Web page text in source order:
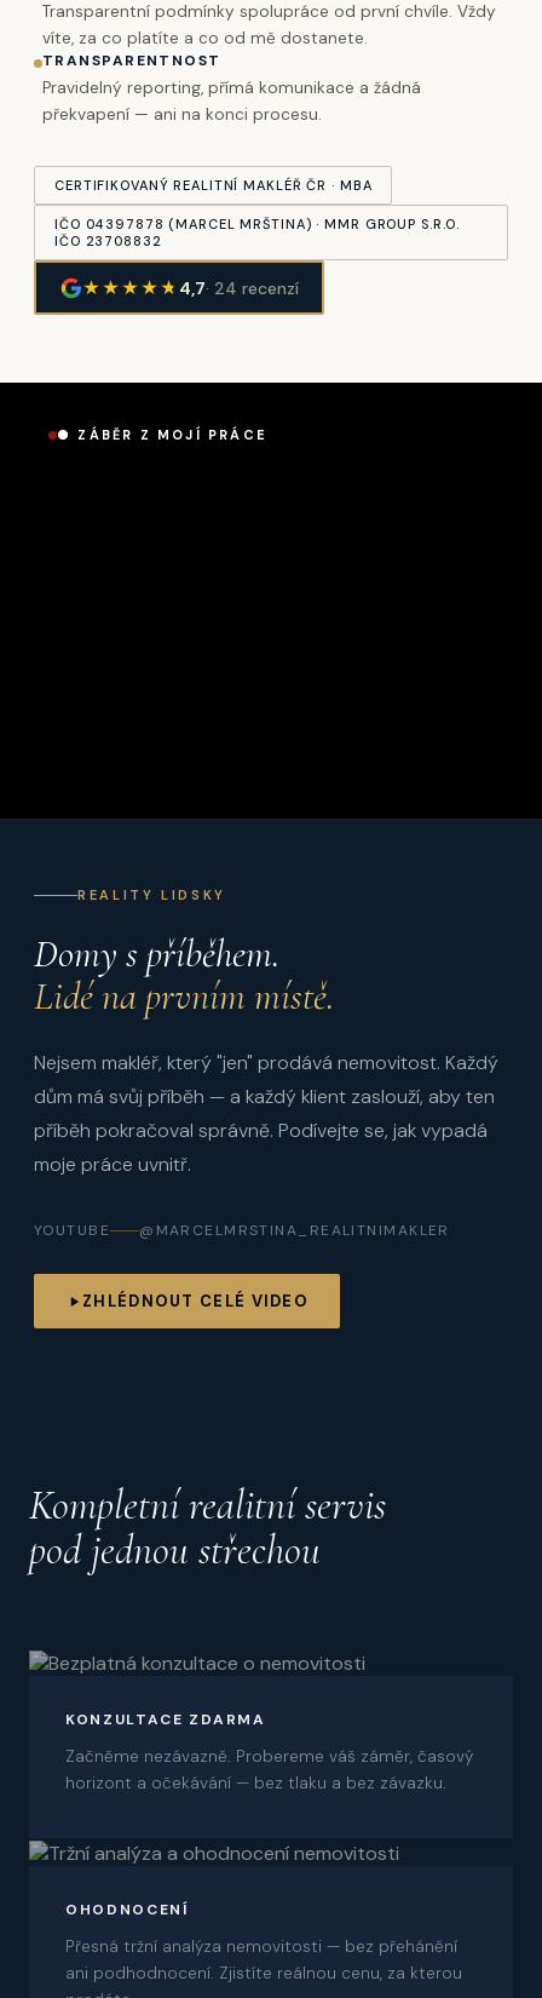
Transparentní podmínky spolupráce od první chvíle. Vždy
víte, za co platíte a co od mě dostanete.
TRANSPARENTNOST
Pravidelný reporting, přímá komunikace a žádná
překvapení — ani na konci procesu.
CERTIFIKOVANÝ REALITNÍ MAKLÉŘ ČR · MBA
IČO 04397878 (MARCEL MRŠTINA) · MMR GROUP S.R.O.
IČO 23708832
★★★★★ 4,7· 24 recenzí
● ZÁBĚR Z MOJÍ PRÁCE
REALITY LIDSKY
Domy s příběhem.
Lidé na prvním místě.
Nejsem makléř, který "jen" prodává nemovitost. Každý
dům má svůj příběh — a každý klient zaslouží, aby ten
příběh pokračoval správně. Podívejte se, jak vypadá
moje práce uvnitř.
YOUTUBE @MARCELMRSTINA_REALITNIMAKLER
ZHLÉDNOUT CELÉ VIDEO
Kompletní realitní servis
pod jednou střechou
KONZULTACE ZDARMA
Začněme nezávazně. Probereme váš záměr, časový
horizont a očekávání — bez tlaku a bez závazku.
OHODNOCENÍ
Přesná tržní analýza nemovitosti — bez přehánění
ani podhodnocení. Zjistíte reálnou cenu, za kterou